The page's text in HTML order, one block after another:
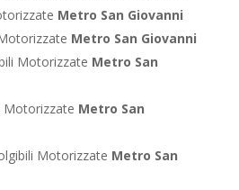
Metro San Giovanni
Metro San Giovanni
Motorizzate Metro San
Motorizzate Metro San
Motorizzate Metro San